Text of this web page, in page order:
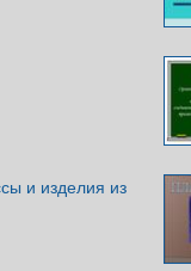
и изделия из